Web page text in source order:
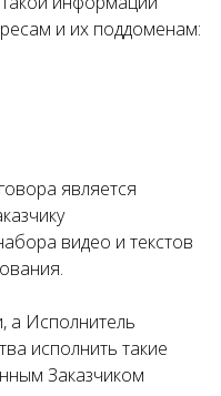
и их поддоменам:
является
видео и текстов
а Исполнитель
исполнить такие
Заказчиком